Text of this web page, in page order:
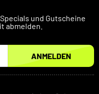
und Gutscheine
abmelden.
ANMELDEN